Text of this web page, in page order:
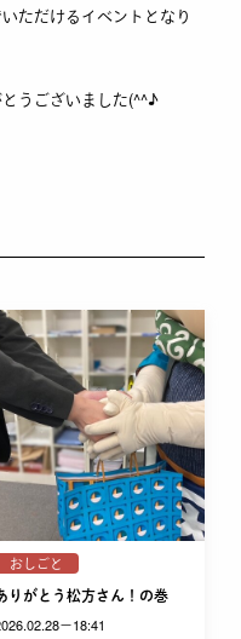
ただけるイベントとなり
うございました(^^♪
おしごと
りがとう松方さん！の巻
－18:41